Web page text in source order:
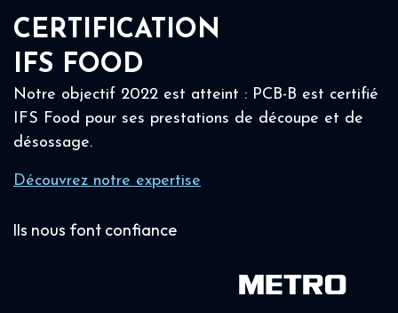
CERTIFICATION
IFS FOOD
Notre objectif 2022 est atteint : PCB-B est certifié
IFS Food pour ses prestations de découpe et de
désossage.
Découvrez notre expertise
Ils nous font confiance